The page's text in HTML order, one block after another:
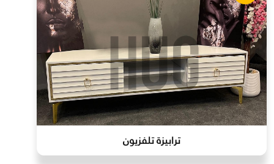
ترابيزة تلفزيون